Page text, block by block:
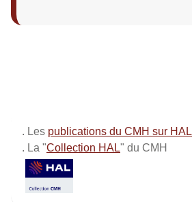
. Les publications du CMH sur HAL
. La "Collection HAL" du CMH